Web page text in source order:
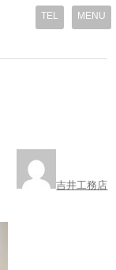
MENU
吉井工務店